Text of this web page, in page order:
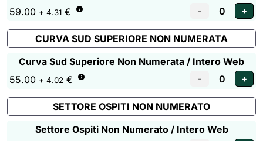
59.00 + 4.31 €
CURVA SUD SUPERIORE NON NUMERATA
Curva Sud Superiore Non Numerata / Intero Web
55.00 + 4.02 €
SETTORE OSPITI NON NUMERATO
Settore Ospiti Non Numerato / Intero Web